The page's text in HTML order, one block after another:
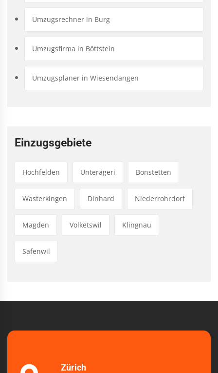
Umzugsrechner in Burg
Umzugsfirma in Böttstein
Umzugsplaner in Wiesendangen
Einzugsgebiete
Hochfelden Unterägeri Bonstetten
Wasterkingen Dinhard Niederrohrdorf
Magden Volketswil Klingnau
Safenwil
Zürich